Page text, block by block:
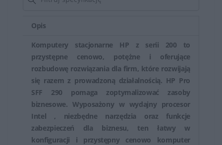
Opis
Komputery stacjonarne HP z serii 200 to
przystępne cenowo, potężne i oferujące
rozbudowę rozwiązania dla firm, które rozwijają
się razem z prowadzoną działalnością. HP Pro
SFF 290 pomaga zoptymalizować zasoby
biznesowe. Wyposażony w wydajny procesor
Intel , niezbędne narzędzia oraz funkcje
zabezpieczeń dla biznesu, ten łatwy w
konfiguracji i przystępny cenowo komputer